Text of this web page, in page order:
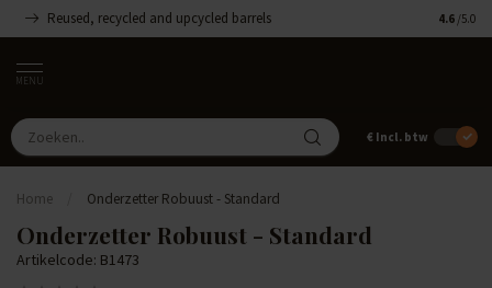
Reused, recycled and upcycled barrels 4.6 /5.0
MENU
€ Incl. btw
Home Onderzetter Robuust - Standard
Onderzetter Robuust - Standard
Artikelcode: B1473